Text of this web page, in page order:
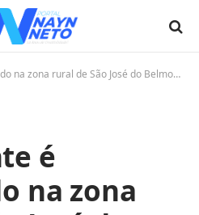
na zona rural de São José do Belmonte
é
na zona